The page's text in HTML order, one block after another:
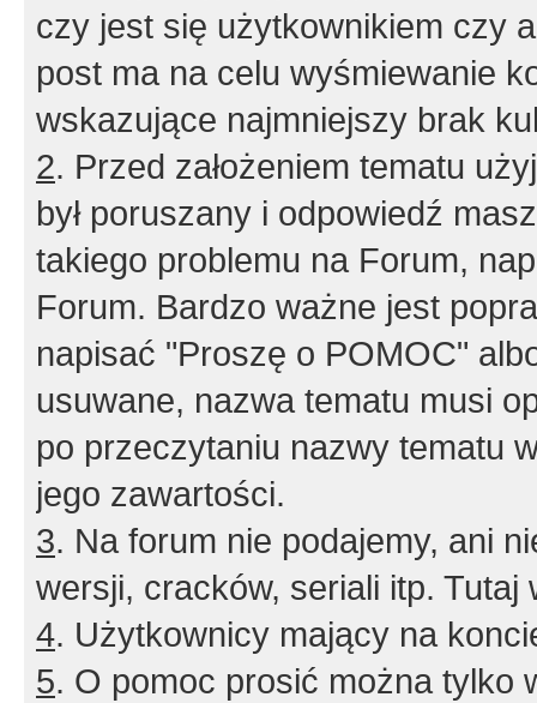
czy jest się użytkownikiem czy
post ma na celu wyśmiewanie
wskazujące najmniejszy brak
2. Przed założeniem tematu
był poruszany i odpowiedź
takiego problemu na Forum,
Forum. Bardzo ważne jest
napisać "Proszę o POMOC"
usuwane, nazwa tematu musi
po przeczytaniu nazwy tematu
jego zawartości.
3. Na forum nie podajemy, ani
wersji, cracków, seriali itp. Tutaj
4. Użytkownicy mający na
5. O pomoc prosić można tylko